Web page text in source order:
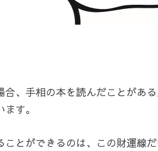
合、手相の本を読んだことがあ
す。
とができるのは、この財運線だ